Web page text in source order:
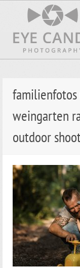
weingarten
outdoor